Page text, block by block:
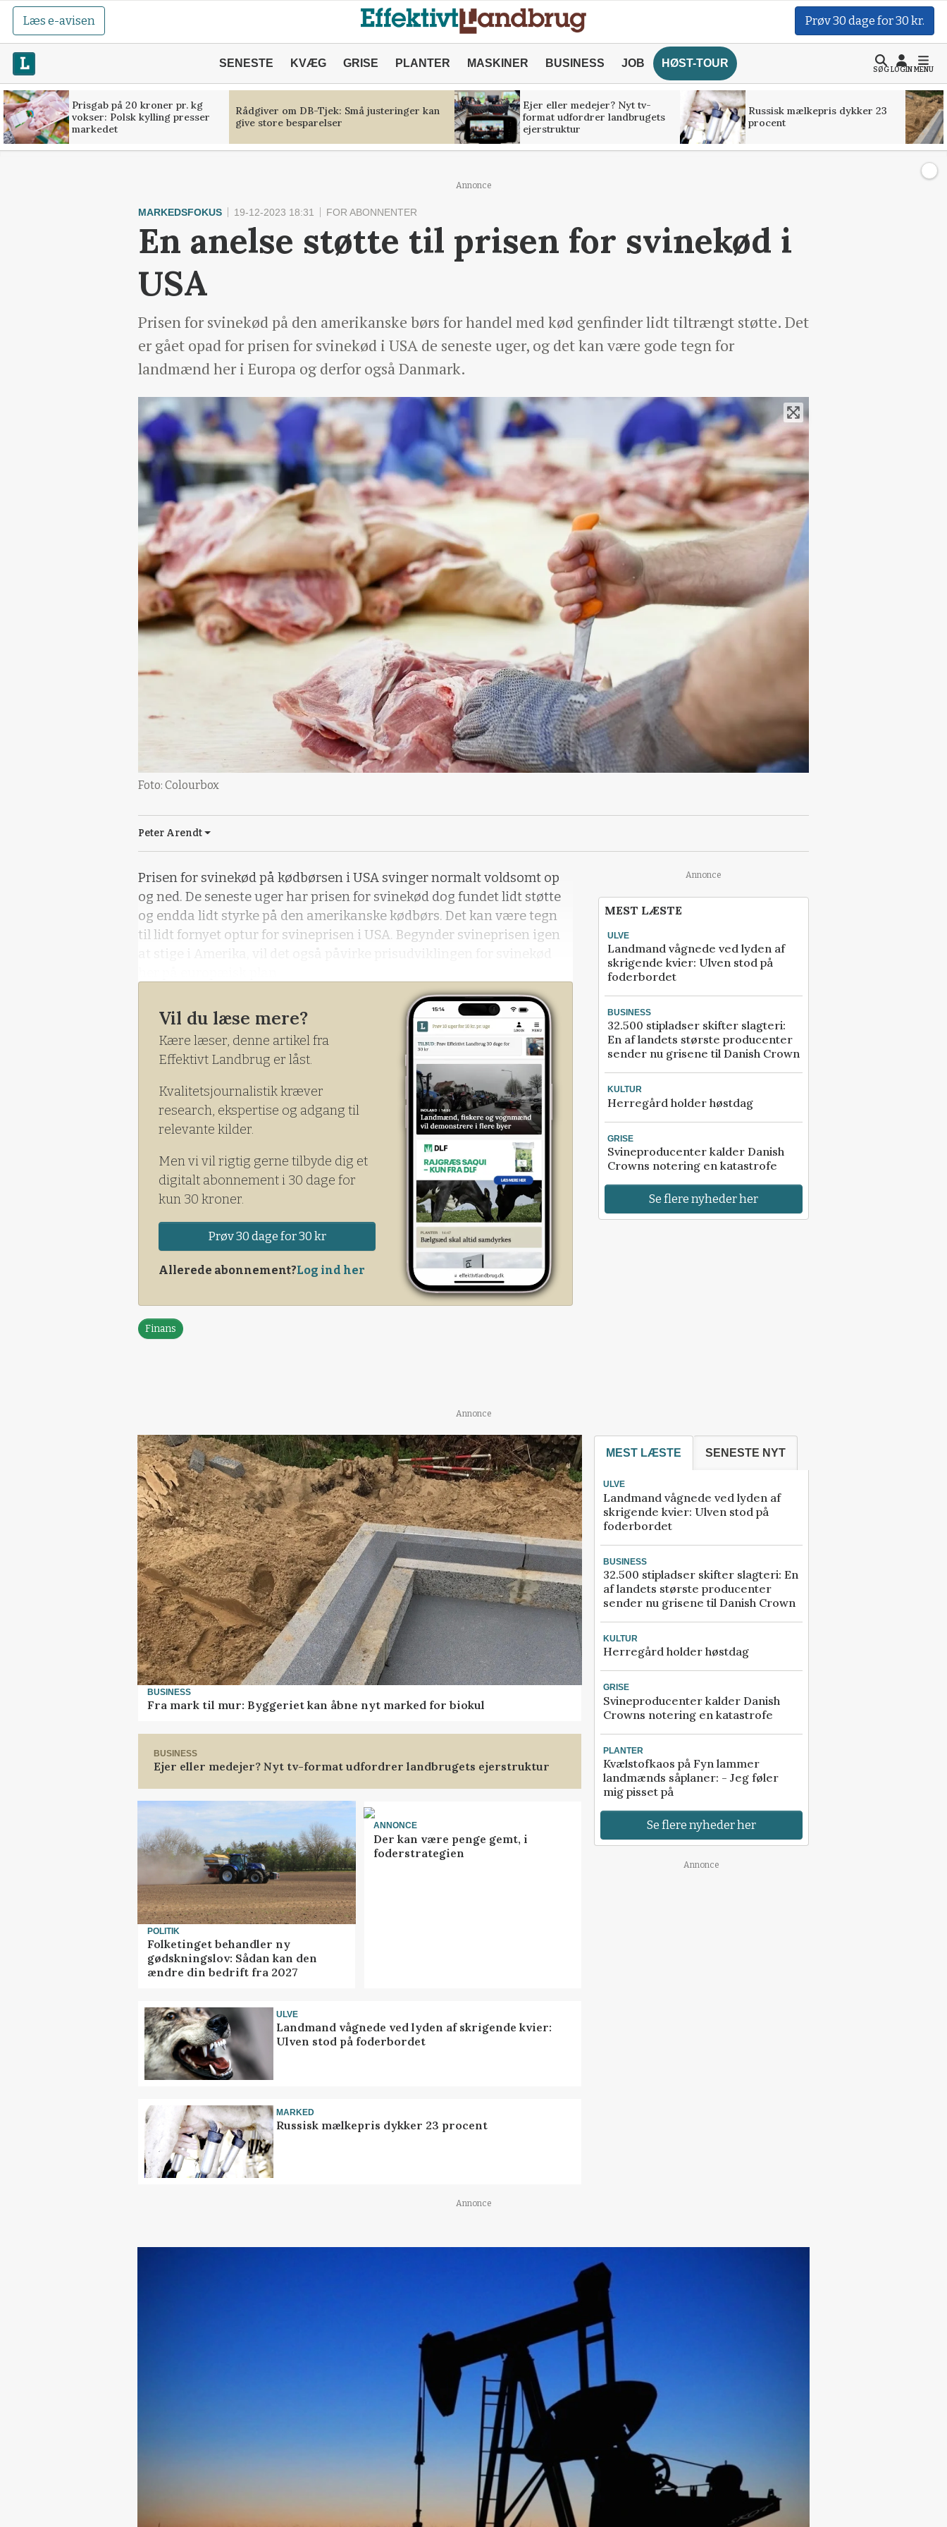
Læs e-avisen Prøv 30 dage for 30 kr.
SENESTE KVÆG GRISE PLANTER MASKINER BUSINESS JOB HØST-TOUR
SØGLOGINMENU
Prisgab på 20 kroner pr. kg
vokser: Polsk kylling presser
markedet
Rådgiver om DB-Tjek: Små justeringer kan
give store besparelser
Ejer eller medejer? Nyt tv-
format udfordrer landbrugets
ejerstruktur
Russisk mælkepris dykker 23
procent
Annonce
MARKEDSFOKUS 19-12-2023 18:31 FOR ABONNENTER
En anelse støtte til prisen for svinekød i
USA
Prisen for svinekød på den amerikanske børs for handel med kød genfinder lidt tiltrængt støtte. Det
er gået opad for prisen for svinekød i USA de seneste uger, og det kan være gode tegn for
landmænd her i Europa og derfor også Danmark.
Foto: Colourbox
Peter Arendt
Prisen for svinekød på kødbørsen i USA svinger normalt voldsomt op
og ned. De seneste uger har prisen for svinekød dog fundet lidt støtte
og endda lidt styrke på den amerikanske kødbørs. Det kan være tegn
til lidt fornyet optur for svineprisen i USA. Begynder svineprisen igen
at stige i Amerika, vil det også påvirke prisudviklingen for svinekød
Vil du læse mere?
Kære læser, denne artikel fra
Effektivt Landbrug er låst.
Kvalitetsjournalistik kræver
research, ekspertise og adgang til
relevante kilder.
Men vi vil rigtig gerne tilbyde dig et
digitalt abonnement i 30 dage for
kun 30 kroner.
Prøv 30 dage for 30 kr
Allerede abonnement?Log ind her
Finans
Annonce
MEST LÆSTE
ULVE
Landmand vågnede ved lyden af
skrigende kvier: Ulven stod på
foderbordet
BUSINESS
32.500 stipladser skifter slagteri:
En af landets største producenter
sender nu grisene til Danish Crown
KULTUR
Herregård holder høstdag
GRISE
Svineproducenter kalder Danish
Crowns notering en katastrofe
Se flere nyheder her
Annonce
BUSINESS
Fra mark til mur: Byggeriet kan åbne nyt marked for biokul
BUSINESS
Ejer eller medejer? Nyt tv-format udfordrer landbrugets ejerstruktur
POLITIK
Folketinget behandler ny
gødskningslov: Sådan kan den
ændre din bedrift fra 2027
ANNONCE
Der kan være penge gemt, i
foderstrategien
ULVE
Landmand vågnede ved lyden af skrigende kvier:
Ulven stod på foderbordet
MARKED
Russisk mælkepris dykker 23 procent
MEST LÆSTE SENESTE NYT
ULVE
Landmand vågnede ved lyden af
skrigende kvier: Ulven stod på
foderbordet
BUSINESS
32.500 stipladser skifter slagteri: En
af landets største producenter
sender nu grisene til Danish Crown
KULTUR
Herregård holder høstdag
GRISE
Svineproducenter kalder Danish
Crowns notering en katastrofe
PLANTER
Kvælstofkaos på Fyn lammer
landmænds såplaner: - Jeg føler
mig pisset på
Se flere nyheder her
Annonce
Annonce